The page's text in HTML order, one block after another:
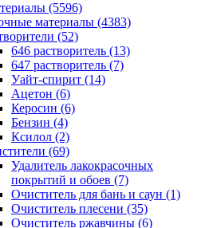
(5596)
материалы (4383)
(52)
646 растворитель (13)
647 растворитель (7)
Уайт-спирит (14)
Ацетон (6)
Керосин (6)
Бензин (4)
Ксилол (2)
(69)
Удалитель лакокрасочных
покрытий и обоев (7)
Очиститель для бань и саун (1)
Очиститель плесени (35)
Очиститель ржавчины (6)